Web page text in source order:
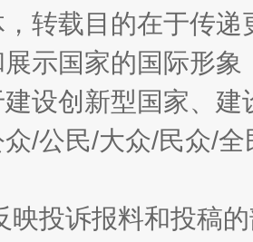
，转载目的在于传
示国家的国际形
设创新型国家、
/公民/大众/民众/
映投诉报料和投稿